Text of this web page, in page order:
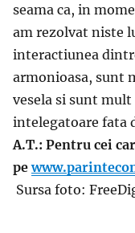
seama ca, in
am rezolvat niste
interactiunea
armonioasa, sunt
vesela si sunt
intelegatoare fata
A.T.: Pentru cei
pe
Sursa foto: